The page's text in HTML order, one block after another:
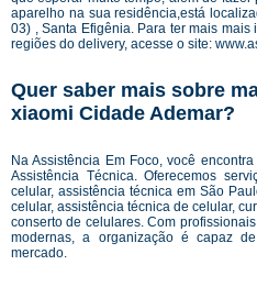
aparelho na sua residência,está
03) , Santa Efigênia. Para ter mais
regiões do delivery, acesse o site:
Quer saber mais sobre
xiaomi Cidade Ademar?
Na Assistência Em Foco, você
Assistência Técnica. Oferecemos
celular, assistência técnica em São
celular, assistência técnica de celular,
conserto de celulares. Com
modernas, a organização é capaz
mercado.